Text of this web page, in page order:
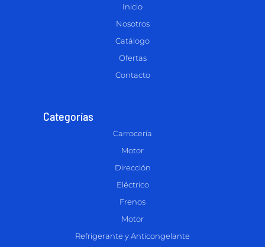
Inicio
Nosotros
Catálogo
Ofertas
Contacto
Categorías
Carrocería
Motor
Dirección
Eléctrico
Frenos
Motor
Refrigerante y Anticongelante